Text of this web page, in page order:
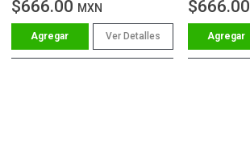
$666.00 MXN
Ver Detalles
$666.00